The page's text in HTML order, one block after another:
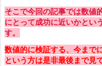
そこで今回の記事では数値
にとって成功に近いかとい
す。
数値的に検証する、今まで
という方は是非最後まで見